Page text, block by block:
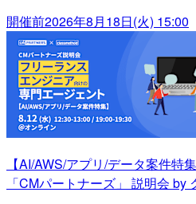
開催前2026年8月18日(火) 15:00
【AI/AWS/アプリ/データ案件特
「CMパートナーズ」 説明会 by